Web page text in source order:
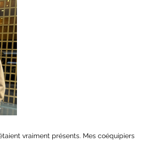
vraiment présents. Mes coéquipiers